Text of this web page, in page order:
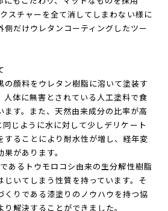
シーを持つPAPLUS®にとって相性のよ
にもこだわり、マットなものを採用
スチャーを全て消してしまわない様に
の顔料をウレタン樹脂に溶いて塗装す
体に無害とされている人工塗料で食
ます。また、天然由来成分の比率が高
じように水に対して少しデリケート
することにより耐水性が増し、経年変
果があります。
あるトウモロコシ由来の生分解性樹脂
いてしまう性質を持っています。そ